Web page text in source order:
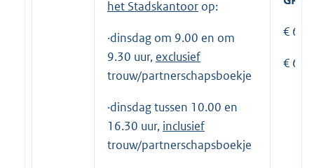
het Stadskantoor op:
·dinsdag om 9.00 en om
9.30 uur, exclusief
trouw/partnerschapsboekje
·dinsdag tussen 10.00 en
16.30 uur, inclusief
trouw/partnerschapsboekje
€ 65,-
€ 65,-